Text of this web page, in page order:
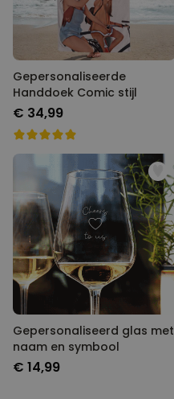
Gepersonaliseerde
Handdoek Comic stijl
€ 34,99
Gepersonaliseerd glas met
naam en symbool
€ 14,99